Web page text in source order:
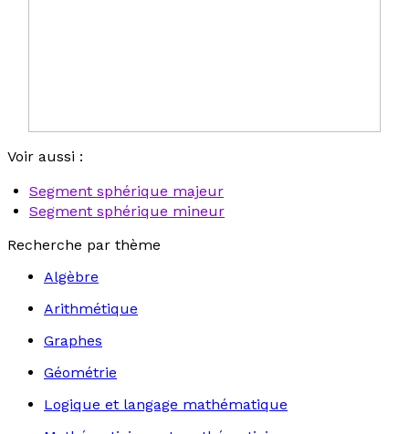
Voir aussi :
Segment sphérique majeur
Segment sphérique mineur
Recherche par thème
Algèbre
Arithmétique
Graphes
Géométrie
Logique et langage mathématique